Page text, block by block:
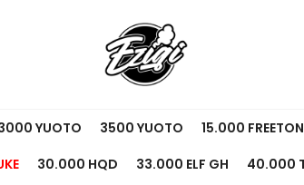
YUOTO 3500 YUOTO 15.000 FREETON
30.000 HQD 33.000 ELF GH 40.000